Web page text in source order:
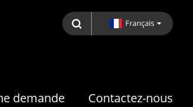
Français
demande Contactez-nous